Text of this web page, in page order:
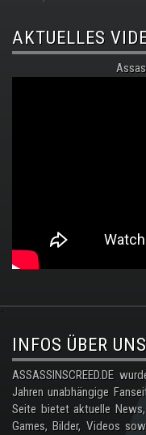
AKTUELLES
.
INFOS ÜBER UNS
ASSASSINSCREED.DE
Jahren unabhängige
Seite bietet aktuelle
Games, Bilder, Videos